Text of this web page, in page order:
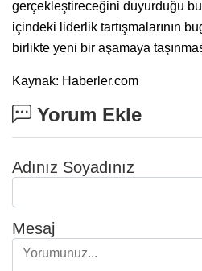
gerçekleştireceğini duyurduğu
içindeki liderlik tartışmalarının
birlikte yeni bir aşamaya
Kaynak: Haberler.com
Yorum Ekle
Adınız Soyadınız
Mesaj